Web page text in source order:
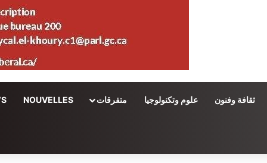
ثقافة وفنون علوم وتكنولوجيا متفرقات NOUVELLES